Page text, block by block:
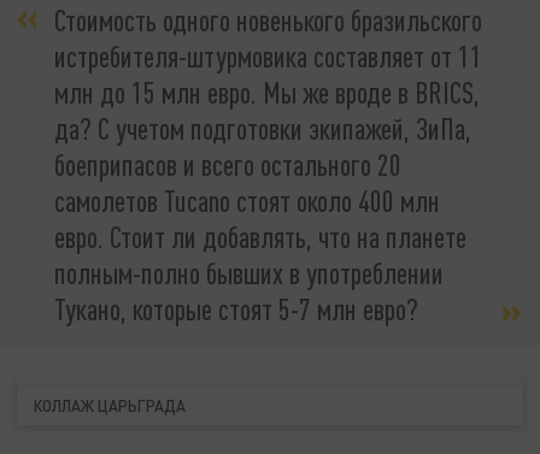
Стоимость одного новенького бразильского
истребителя-штурмовика составляет от 11
млн до 15 млн евро. Мы же вроде в BRICS,
да? С учетом подготовки экипажей, ЗиПа,
боеприпасов и всего остального 20
самолетов Tucano стоят около 400 млн
евро. Стоит ли добавлять, что на планете
полным-полно бывших в употреблении
Тукано, которые стоят 5-7 млн евро?
КОЛЛАЖ ЦАРЬГРАДА